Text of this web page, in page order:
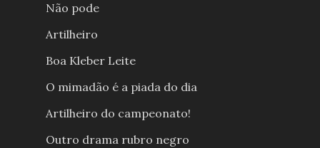
Não pode
Artilheiro
Boa Kleber Leite
O mimadão é a piada do dia
Artilheiro do campeonato!
Outro drama rubro negro